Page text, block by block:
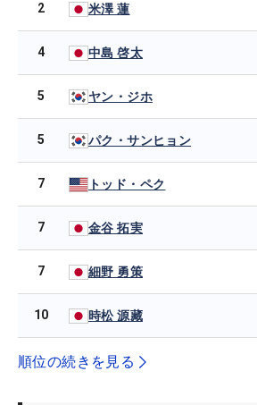
2 米澤 蓮
4 中島 啓太
5 ヤン・ジホ
5 パク・サンヒョン
7 トッド・ペク
7 金谷 拓実
7 細野 勇策
10 時松 源藏
順位の続きを見る